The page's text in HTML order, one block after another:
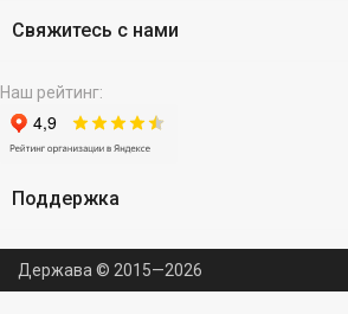
Свяжитесь с нами
Наш рейтинг:
Поддержка
Держава © 2015—2026